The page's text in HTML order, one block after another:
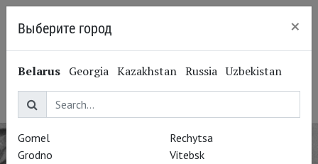
Simon Virsaladze
Симон Вирсаладзе
Выберите город ×
Belarus Georgia Kazakhstan Russia Uzbekistan
Gomel
Grodno
Rechytsa
Vitebsk